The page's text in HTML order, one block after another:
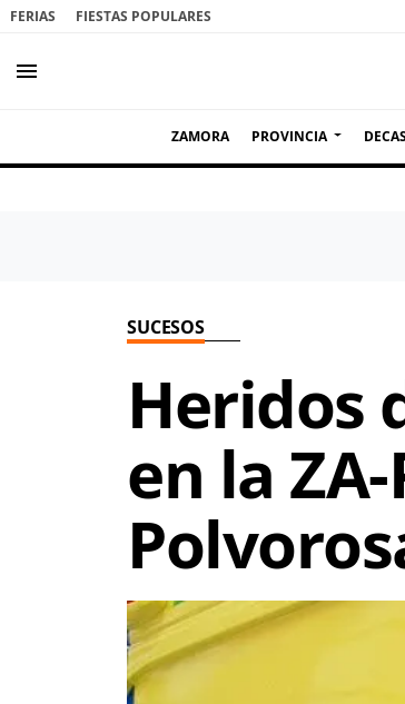
FERIAS FIESTAS POPULARES
menu
ZAMORA PROVINCIA
SUCESOS
Heridos
en la